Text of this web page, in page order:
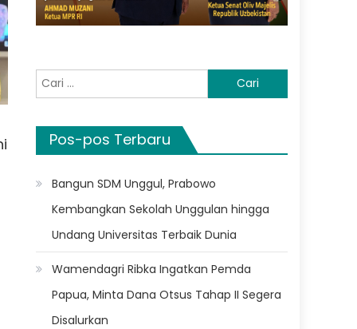
Cari
untuk:
Pos-pos Terbaru
Bangun SDM Unggul, Prabowo
Kembangkan Sekolah Unggulan hingga
Undang Universitas Terbaik Dunia
Wamendagri Ribka Ingatkan Pemda
Papua, Minta Dana Otsus Tahap II Segera
Disalurkan